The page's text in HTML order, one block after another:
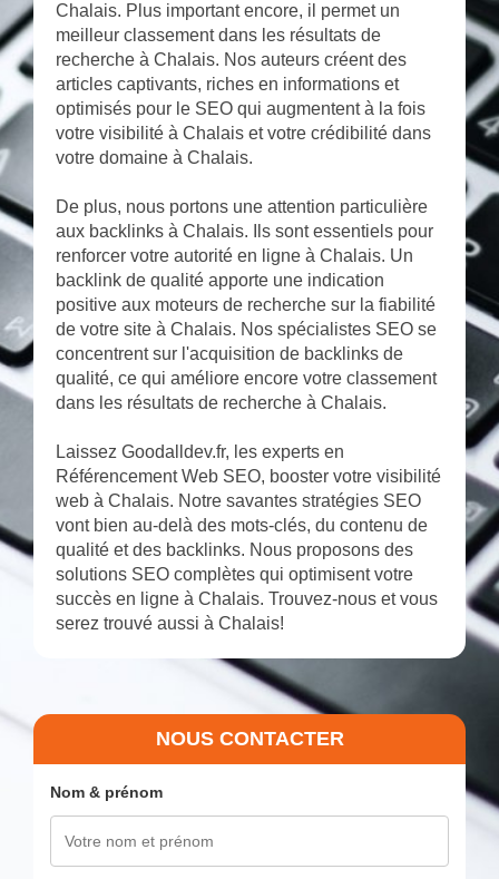
Chalais. Plus important encore, il permet un
meilleur classement dans les résultats de
recherche à Chalais. Nos auteurs créent des
articles captivants, riches en informations et
optimisés pour le SEO qui augmentent à la fois
votre visibilité à Chalais et votre crédibilité dans
votre domaine à Chalais.
De plus, nous portons une attention particulière
aux backlinks à Chalais. Ils sont essentiels pour
renforcer votre autorité en ligne à Chalais. Un
backlink de qualité apporte une indication
positive aux moteurs de recherche sur la fiabilité
de votre site à Chalais. Nos spécialistes SEO se
concentrent sur l'acquisition de backlinks de
qualité, ce qui améliore encore votre classement
dans les résultats de recherche à Chalais.
Laissez Goodalldev.fr, les experts en
Référencement Web SEO, booster votre visibilité
web à Chalais. Notre savantes stratégies SEO
vont bien au-delà des mots-clés, du contenu de
qualité et des backlinks. Nous proposons des
solutions SEO complètes qui optimisent votre
succès en ligne à Chalais. Trouvez-nous et vous
serez trouvé aussi à Chalais!
NOUS CONTACTER
Nom & prénom